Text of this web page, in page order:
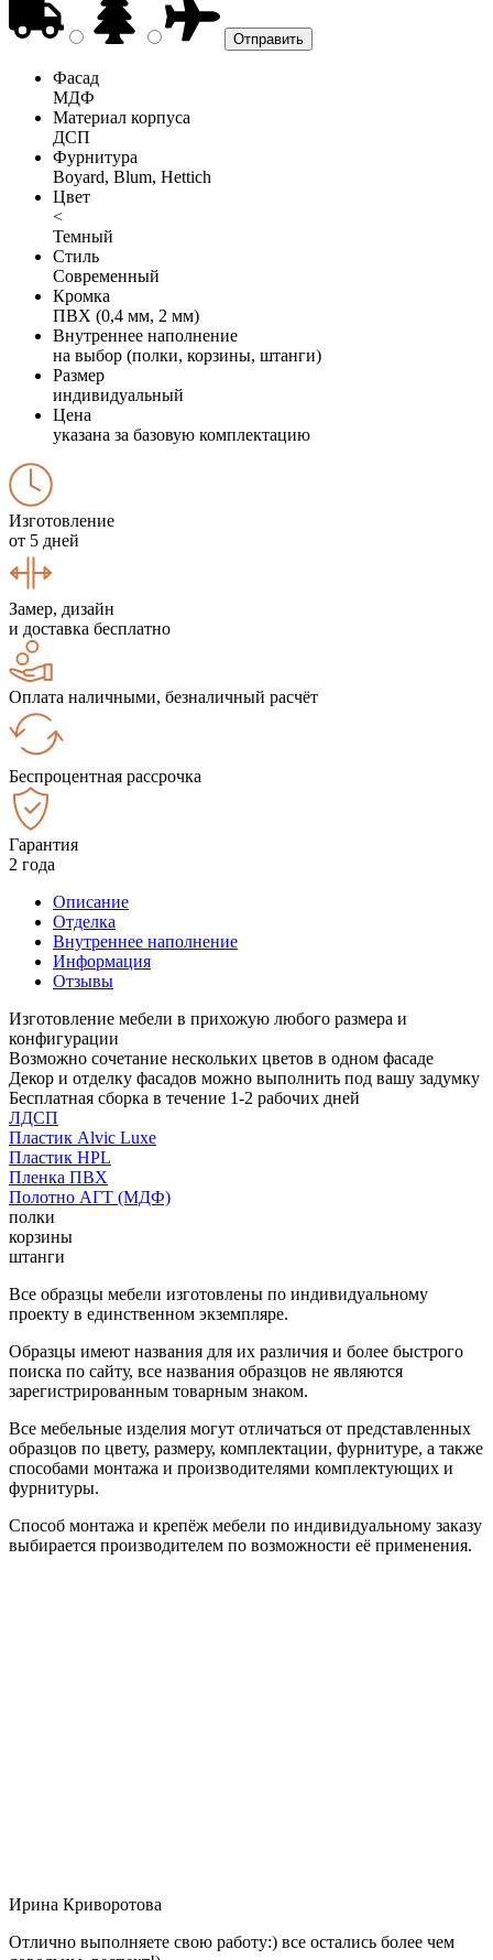
Фасад
МДФ
Материал корпуса
ДСП
Фурнитура
Boyard, Blum, Hettich
Цвет
<
Темный
Стиль
Современный
Кромка
ПВХ (0,4 мм, 2 мм)
Внутреннее наполнение
на выбор (полки, корзины, штанги)
Размер
индивидуальный
Цена
указана за базовую комплектацию
Изготовление
от 5 дней
Замер, дизайн
и доставка бесплатно
Оплата наличными, безналичный расчёт
Беспроцентная рассрочка
Гарантия
2 года
Описание
Отделка
Внутреннее наполнение
Информация
Отзывы
Изготовление мебели в прихожую любого размера и
конфигурации
Возможно сочетание нескольких цветов в одном фасаде
Декор и отделку фасадов можно выполнить под вашу задумку
Бесплатная сборка в течение 1-2 рабочих дней
ЛДСП
Пластик Alvic Luxe
Пластик HPL
Пленка ПВХ
Полотно АГТ (МДФ)
полки
корзины
штанги
Все образцы мебели изготовлены по индивидуальному
проекту в единственном экземпляре.
Образцы имеют названия для их различия и более быстрого
поиска по сайту, все названия образцов не являются
зарегистрированным товарным знаком.
Все мебельные изделия могут отличаться от представленных
образцов по цвету, размеру, комплектации, фурнитуре, а также
способами монтажа и производителями комплектующих и
фурнитуры.
Способ монтажа и крепёж мебели по индивидуальному заказу
выбирается производителем по возможности её применения.
Ирина Криворотова
Отлично выполняете свою работу:) все остались более чем